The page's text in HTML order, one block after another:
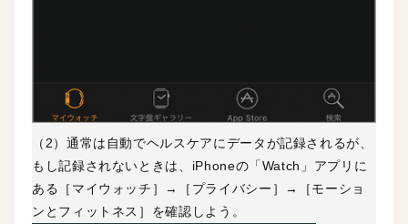
（2）通常は自動でヘルスケアにデータが記録されるが、
もし記録されないときは、iPhoneの「Watch」アプリに
ある［マイウォッチ］→［プライバシー］→［モーショ
ンとフィットネス］を確認しよう。